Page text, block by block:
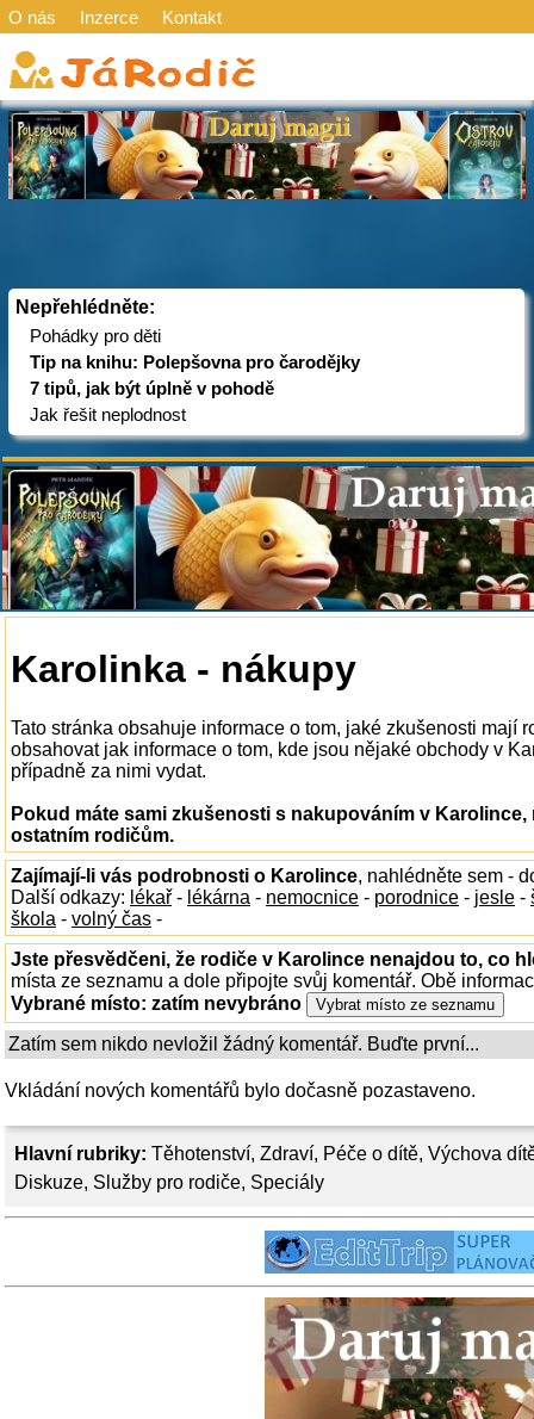
O nás Inzerce Kontakt
Nepřehlédněte:
Pohádky pro děti
Tip na knihu: Polepšovna pro čarodějky
7 tipů, jak být úplně v pohodě
Jak řešit neplodnost
Hlavní rubriky: Těhotenství, Zdraví, Péče o dítě, Výchova
Diskuze, Služby pro rodiče, Speciály
Karolinka - nákupy
Tato stránka obsahuje informace o tom, jaké zkušenosti mají
obsahovat jak informace o tom, kde jsou nějaké obchody v
případně za nimi vydat.
Pokud máte sami zkušenosti s nakupováním v
ostatním rodičům.
Zajímají-li vás podrobnosti o Karolince, nahlédněte sem -
Další odkazy: lékař - lékárna - nemocnice - porodnice - jesle -
škola - volný čas -
Jste přesvědčeni, že rodiče v Karolince nenajdou to, co
místa ze seznamu a dole připojte svůj komentář. Obě
Vybrané místo: zatím nevybráno
Zatím sem nikdo nevložil žádný komentář. Buďte první...
Vkládání nových komentářů bylo dočasně pozastaveno.